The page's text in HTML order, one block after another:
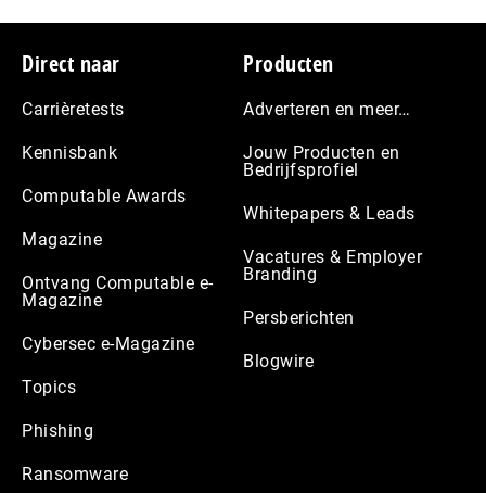
Footer
Direct naar
Carrièretests
Kennisbank
Computable Awards
Magazine
Ontvang Computable e-
Magazine
Cybersec e-Magazine
Topics
Phishing
Ransomware
Producten
Adverteren en meer…
Jouw Producten en
Bedrijfsprofiel
Whitepapers & Leads
Vacatures & Employer
Branding
Persberichten
Blogwire